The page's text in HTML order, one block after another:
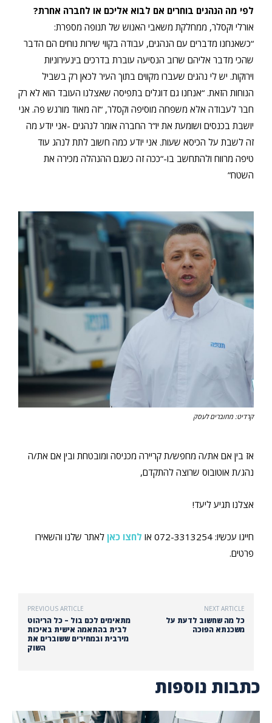
לפי מה הנהגים בוחרים אם לבוא אליכם או לחברה אחרת?
אורלי וקסלר, ממחלקת משאבי האנוש של תנופה מספרת:
“כשאנחנו מדברים עם הנהגים, עבודה בקווי שירות נוחים הם הדבר
שהכי מדבר אליהם שרוב הנסיעה עוברת בדרכים בינעירוניות
וירוקות. יש לי נהגים שעברו מקווים בתוך העיר לכאן רק בשביל
הנוחות הזאת. “אנחנו גם דוגלים בתפיסה שאצלנו העובד הוא לא רק
חבר לעבודה אלא משפחה מוסיפה וקסלר, “זה מאוד מורגש פה. אני
יושבת בכנסים ושומעת את יו”ר החברה אומר לנהגים -אני יודע מה
זה לשבת על הכיסא שעות. אני יודע כמה חשוב לתת לנהג עוד
טיפה מרווח ולהתחשב בו-“ככה זה כשגם ההנהלה מכירה את
השטח”
קרדיט: מחוברים לעסק
אז בין אם את/ה מחפש/ת קריירה מכניסה ומובטחת ובין אם את/ה
נהג/ת אוטובוס שרוצה להתקדם,
אצלנו תגיע ליעד!
חייגו עכשיו: 072-3313254 או לחצו כאן לאתר שלנו והשאירו
פרטים.
PREVIOUS ARTICLE
מתאימים לכם בול – כל הריהוט
לבית בהתאמה אישית באיכות
מירבית ובמחירים ששוברים את
השוק
NEXT ARTICLE
כל מה שחשוב לדעת על
משכנתא הפוכה
כתבות נוספות